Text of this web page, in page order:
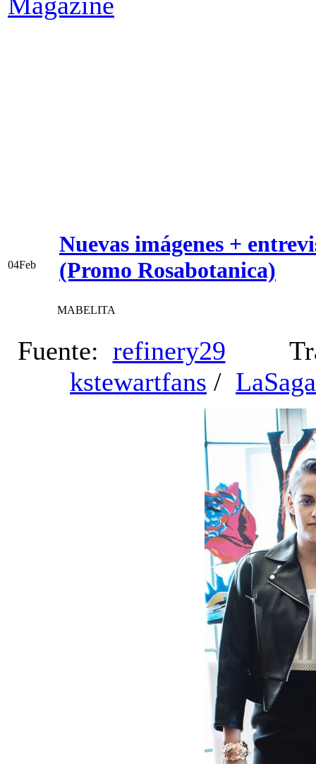
04Feb
Nuevas imágenes +
(Promo Rosabotanica)
MABELITA
Fuente: refinery29
kstewartfans /